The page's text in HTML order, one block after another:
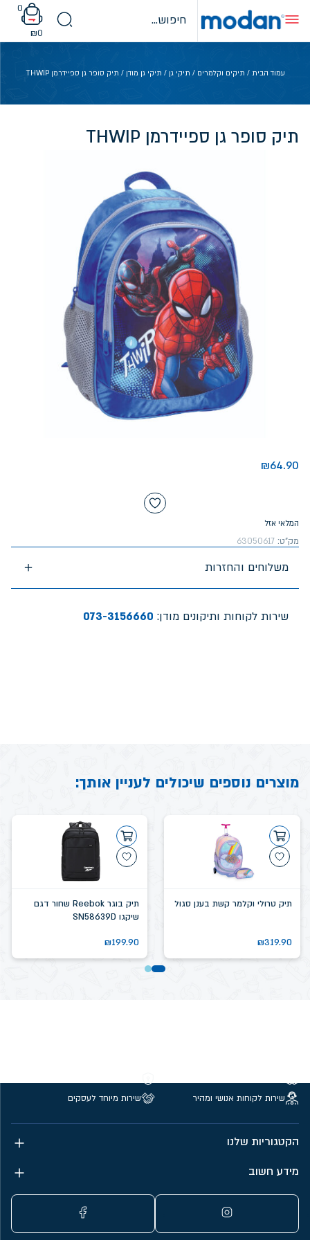
content
0
₪0
עמוד הבית / תיקים וקלמרים / תיקי גן / תיקי גן מודן / תיק סופר גן ספיידרמן THWIP
תיק סופר גן ספיידרמן THWIP
₪64.90
המלאי אזל
מק"ט: 63050617
משלוחים והחזרות
שירות לקוחות ותיקונים מודן: 073-3156660
מוצרים נוספים שיכולים לעניין אותך:
תיק טרולי וקלמר קשת בענן סגול
₪319.90
תיק בוגר Reebok שחור דגם
שיקגו SN58639D
₪199.90
שירות לקוחות אנושי ומהיר
שירות מיוחד לעסקים
הקטגוריות שלנו
מידע חשוב